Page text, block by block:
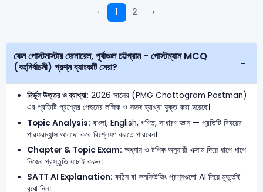
‹ 1 2 ›
কেন পোস্টমাস্টার জেনারেল, পূর্বাঞ্চল চট্টগ্রাম - পোস্টম্যান MCQ
(বহুনির্বাচনী) প্রশ্ন ব্যাংকটি সেরা?
নির্ভুল উত্তর ও ব্যাখ্যা: 2026 সালের (PMG Chattogram Postman)
এর প্রতিটি প্রশ্নের পেছনের লজিক ও সহজ ব্যাখ্যা যুক্ত করা হয়েছে।
Topic Analysis: বাংলা, English, গণিত, সাধারণ জ্ঞান — প্রতিটি বিষয়ের
পারফরম্যান্স আলাদা করে বিশ্লেষণ করতে পারবেন।
Chapter & Topic Exam: অধ্যায় ও টপিক অনুযায়ী এক্সাম দিয়ে ধাপে ধাপে
নিজের প্রস্তুতি যাচাই করুন।
SATT AI Explanation: কঠিন বা কনফিউজিং প্রশ্নগুলো AI দিয়ে মুহূর্তেই
বুঝে নিন।